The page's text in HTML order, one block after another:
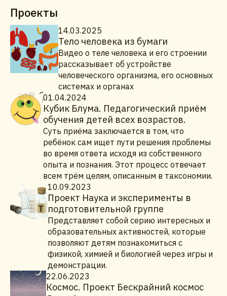
Проекты
14.03.2025
Тело человека из бумаги
Видео о теле человека и его строении
рассказывает об устройстве
человеческого организма, его основных
системах и органах
01.04.2024
Кубик Блума. Педагогический приём
обучения детей всех возрастов.
Суть приёма заключается в том, что
ребёнок сам ищет пути решения проблемы
во время ответа исходя из собственного
опыта и познания. Этот процесс отвечает
всем трём целям, описанным в таксономии.
10.09.2023
Проект Наука и эксперименты в
подготовительной группе
Представляет собой серию интересных и
образовательных активностей, которые
позволяют детям познакомиться с
физикой, химией и биологией через игры и
демонстрации.
22.06.2023
Космос. Проект Бескрайний космос